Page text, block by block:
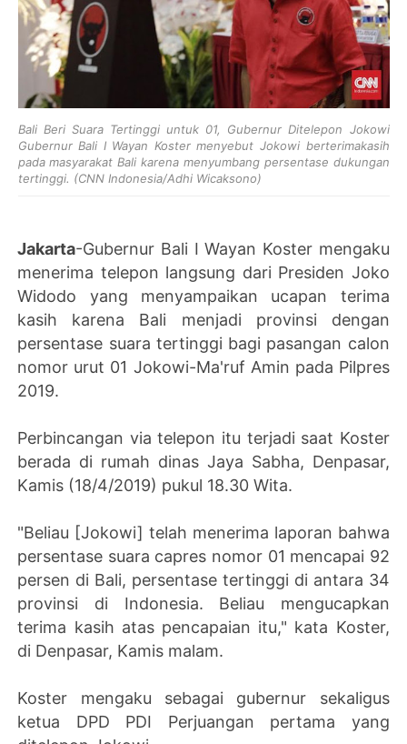
Bali Beri Suara Tertinggi untuk 01, Gubernur Ditelepon Jokowi
Gubernur Bali I Wayan Koster menyebut Jokowi berterimakasih
pada masyarakat Bali karena menyumbang persentase dukungan
tertinggi. (CNN Indonesia/Adhi Wicaksono)
Jakarta-Gubernur Bali I Wayan Koster mengaku
menerima telepon langsung dari Presiden Joko
Widodo yang menyampaikan ucapan terima
kasih karena Bali menjadi provinsi dengan
persentase suara tertinggi bagi pasangan calon
nomor urut 01 Jokowi-Ma'ruf Amin pada Pilpres
2019.
Perbincangan via telepon itu terjadi saat Koster
berada di rumah dinas Jaya Sabha, Denpasar,
Kamis (18/4/2019) pukul 18.30 Wita.
"Beliau [Jokowi] telah menerima laporan bahwa
persentase suara capres nomor 01 mencapai 92
persen di Bali, persentase tertinggi di antara 34
provinsi di Indonesia. Beliau mengucapkan
terima kasih atas pencapaian itu," kata Koster,
di Denpasar, Kamis malam.
Koster mengaku sebagai gubernur sekaligus
ketua DPD PDI Perjuangan pertama yang